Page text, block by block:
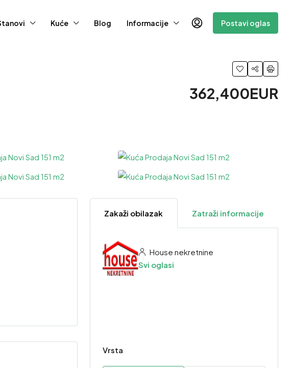
Kuće Blog Informacije Postavi oglas
362,400EUR
Zakaži obilazak Zatraži informacije
House nekretnine
Svi oglasi
Vrsta